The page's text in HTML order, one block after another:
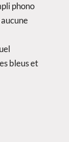
phono
bleus et